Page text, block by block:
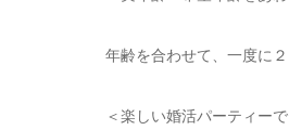
年齢を合わせて、一度に
＜楽しい婚活パーティー